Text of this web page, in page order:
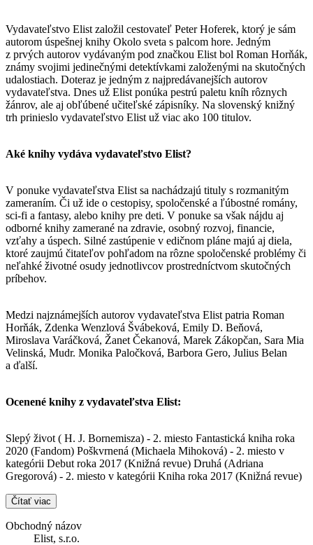
Vydavateľstvo Elist založil cestovateľ Peter Hoferek, ktorý je sám
autorom úspešnej knihy Okolo sveta s palcom hore. Jedným
z prvých autorov vydávaným pod značkou Elist bol Roman Horňák,
známy svojimi jedinečnými detektívkami založenými na skutočných
udalostiach. Doteraz je jedným z najpredávanejších autorov
vydavateľstva. Dnes už Elist ponúka pestrú paletu kníh rôznych
žánrov, ale aj obľúbené učiteľské zápisníky. Na slovenský knižný
trh prinieslo vydavateľstvo Elist už viac ako 100 titulov.
Aké knihy vydáva vydavateľstvo Elist?
V ponuke vydavateľstva Elist sa nachádzajú tituly s rozmanitým
zameraním. Či už ide o cestopisy, spoločenské a ľúbostné romány,
sci-fi a fantasy, alebo knihy pre deti. V ponuke sa však nájdu aj
odborné knihy zamerané na zdravie, osobný rozvoj, financie,
vzťahy a úspech. Silné zastúpenie v edičnom pláne majú aj diela,
ktoré zaujmú čitateľov pohľadom na rôzne spoločenské problémy či
neľahké životné osudy jednotlivcov prostredníctvom skutočných
príbehov.
Medzi najznámejších autorov vydavateľstva Elist patria Roman
Horňák, Zdenka Wenzlová Švábeková, Emily D. Beňová,
Miroslava Varáčková, Žanet Čekanová, Marek Zákopčan, Sara Mia
Velinská, Mudr. Monika Paločková, Barbora Gero, Julius Belan
a ďalší.
Ocenené knihy z vydavateľstva Elist:
Slepý život ( H. J. Bornemisza) - 2. miesto Fantastická kniha roka
2020 (Fandom) Poškvrnená (Michaela Mihoková) - 2. miesto v
kategórii Debut roka 2017 (Knižná revue) Druhá (Adriana
Gregorová) - 2. miesto v kategórii Kniha roka 2017 (Knižná revue)
Čítať viac
Obchodný názov
Elist, s.r.o.